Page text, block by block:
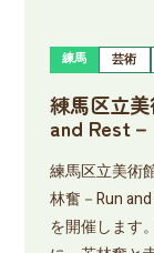
練馬 芸術
練馬区立
and Rest
練馬区立美術
林奮－Run
を開催します